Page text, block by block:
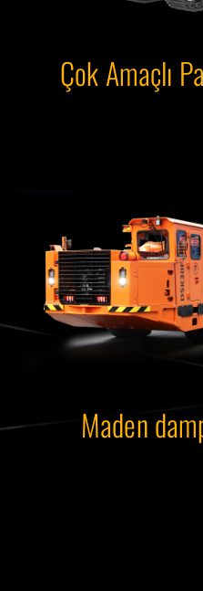
Çok Amaçlı
Maden